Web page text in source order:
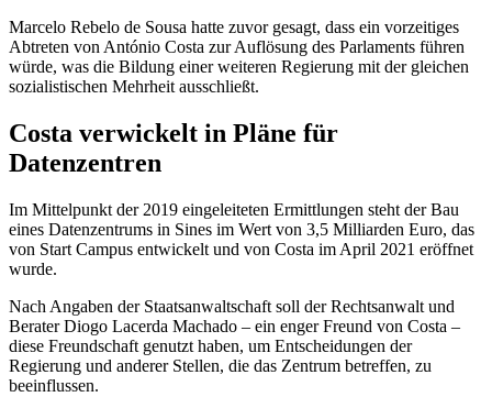
Marcelo Rebelo de Sousa hatte zuvor gesagt, dass ein vorzeitiges
Abtreten von António Costa zur Auflösung des Parlaments führen
würde, was die Bildung einer weiteren Regierung mit der gleichen
sozialistischen Mehrheit ausschließt.
Costa verwickelt in Pläne für
Datenzentren
Im Mittelpunkt der 2019 eingeleiteten Ermittlungen steht der Bau
eines Datenzentrums in Sines im Wert von 3,5 Milliarden Euro, das
von Start Campus entwickelt und von Costa im April 2021 eröffnet
wurde.
Nach Angaben der Staatsanwaltschaft soll der Rechtsanwalt und
Berater Diogo Lacerda Machado – ein enger Freund von Costa –
diese Freundschaft genutzt haben, um Entscheidungen der
Regierung und anderer Stellen, die das Zentrum betreffen, zu
beeinflussen.